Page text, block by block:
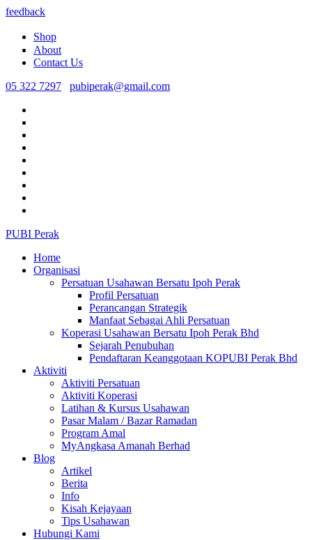
feedback
Shop
About
Contact Us
05 322 7297
pubiperak@gmail.com
PUBI Perak
Home
Organisasi
Persatuan Usahawan Bersatu Ipoh Perak
Profil Persatuan
Perancangan Strategik
Manfaat Sebagai Ahli Persatuan
Koperasi Usahawan Bersatu Ipoh Perak Bhd
Sejarah Penubuhan
Pendaftaran Keanggotaan KOPUBI Perak Bhd
Aktiviti
Aktiviti Persatuan
Aktiviti Koperasi
Latihan & Kursus Usahawan
Pasar Malam / Bazar Ramadan
Program Amal
MyAngkasa Amanah Berhad
Blog
Artikel
Berita
Info
Kisah Kejayaan
Tips Usahawan
Hubungi Kami